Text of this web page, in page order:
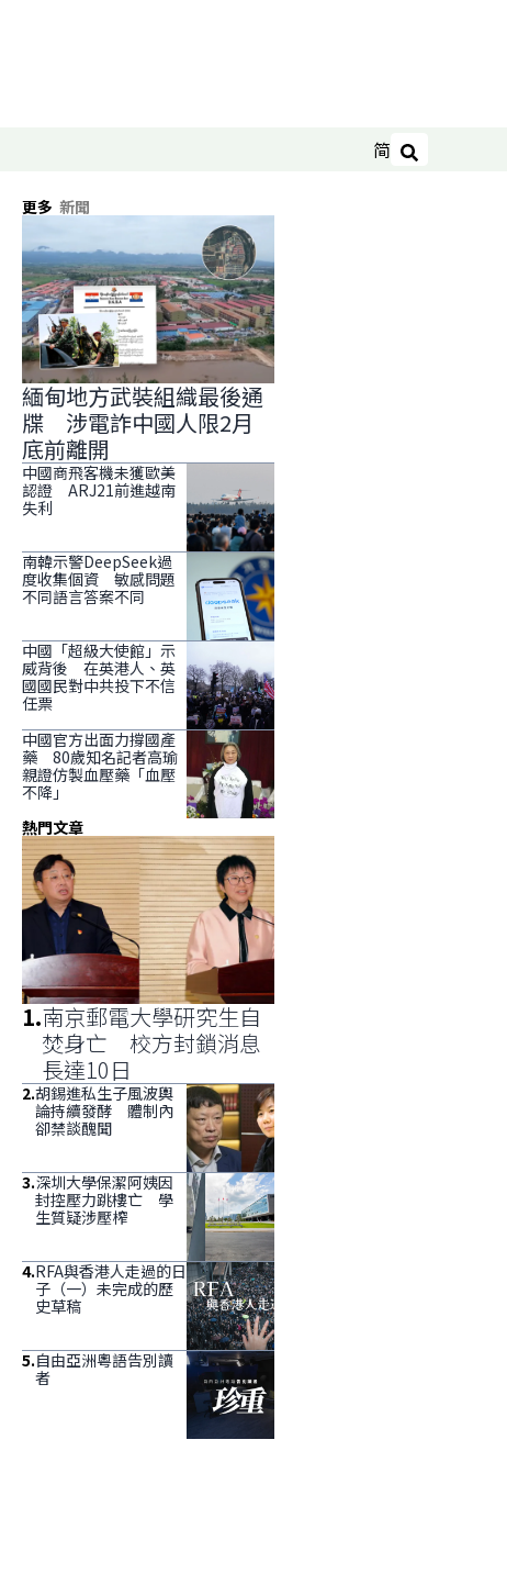
简 搜尋
更多 新聞
緬甸地方武裝組織最後通
牒 涉電詐中國人限2月
底前離開
中國商飛客機未獲歐美
認證 ARJ21前進越南
失利
南韓示警DeepSeek過
度收集個資 敏感問題
不同語言答案不同
中國「超級大使館」示
威背後 在英港人、英
國國民對中共投下不信
任票
中國官方出面力撐國產
藥 80歲知名記者高瑜
親證仿製血壓藥「血壓
不降」
熱門文章
1.南京郵電大學研究生自
焚身亡 校方封鎖消息
長達10日
2.胡錫進私生子風波輿
論持續發酵 體制內
卻禁談醜聞
3.深圳大學保潔阿姨因
封控壓力跳樓亡 學
生質疑涉壓榨
4.RFA與香港人走過的日
子（一）未完成的歷
史草稿
5.自由亞洲粵語告別讀
者